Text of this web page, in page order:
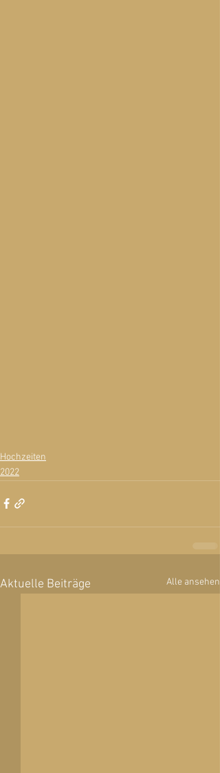
Hochzeiten
2022
Aktuelle Beiträge Alle ansehen